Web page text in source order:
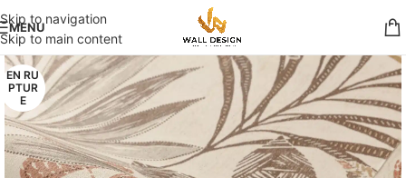
Skip to navigation
Skip to main content
MENU
EN RU
PTUR
E